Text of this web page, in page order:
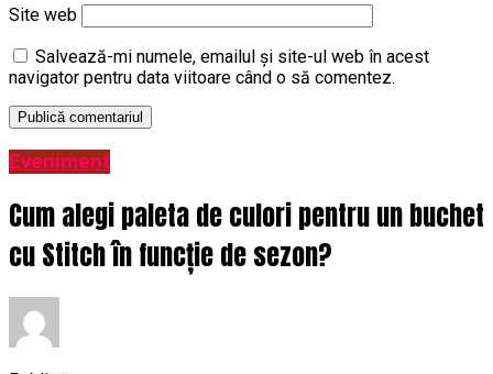
Site web
Salvează-mi numele, emailul și site-ul web în acest
navigator pentru data viitoare când o să comentez.
Eveniment
Cum alegi paleta de culori pentru un buchet
cu Stitch în funcție de sezon?